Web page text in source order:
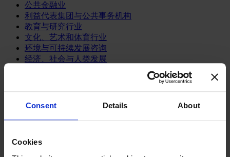
Consent Details About
Cookies
公共金融业
利益代表集团与公共事务机构
教育与研究行业
文化、艺术和体育行业
环境与可持续发展咨询
经济、社会与人类发展
媒体和娱乐业
消费品
餐饮、旅游与酒店业